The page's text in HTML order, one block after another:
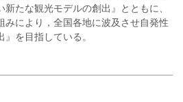
たな観光モデルの創出』とともに、
みにより，全国各地に波及させ自発性
を目指している。